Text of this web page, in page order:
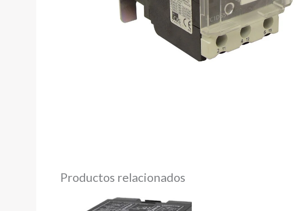
Productos relacionados